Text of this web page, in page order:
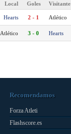
Local Goles Visitante
Hearts 2 - 1 Atlético
Atlético 3 - 0 Hearts
Recomendamos
Forza Atleti
Flashscore.es